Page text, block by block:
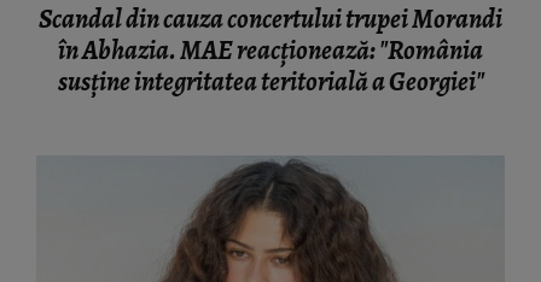
Scandal din cauza concertului trupei Morandi
în Abhazia. MAE reacționează: "România
susține integritatea teritorială a Georgiei"